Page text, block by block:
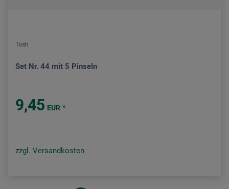
Tosh
Set Nr. 44 mit 5 Pinseln
9,45 EUR *
zzgl. Versandkosten